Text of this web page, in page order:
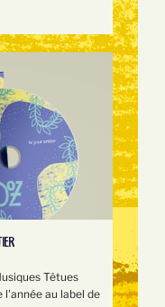
Têtues
l'année au label de